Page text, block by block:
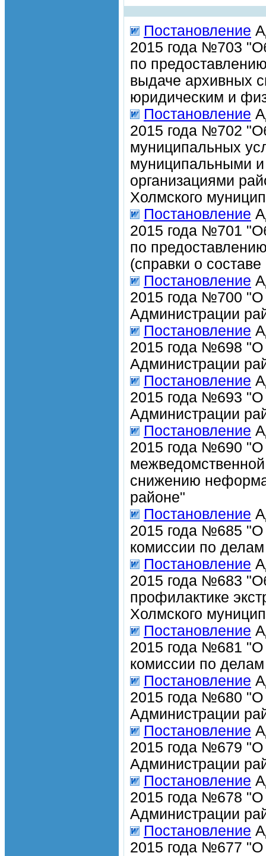
Постановление
2015 года №703
по
выдаче архивных
юридическим и
Постановление
2015 года №702
муниципальных
муниципальными
организациями
Холмского
Постановление
2015 года №701
по
(справки о
Постановление
2015 года №700 "О
Администрации
Постановление
2015 года №698 "О
Администрации
Постановление
2015 года №693 "О
Администрации
Постановление
2015 года №690 "О
снижению
районе"
Постановление
2015 года №685 "О
комиссии по
Постановление
2015 года №683
профилактике
Холмского
Постановление
2015 года №681 "О
комиссии по
Постановление
2015 года №680 "О
Администрации
Постановление
2015 года №679 "О
Администрации
Постановление
2015 года №678 "О
Администрации
Постановление
2015 года №677 "О